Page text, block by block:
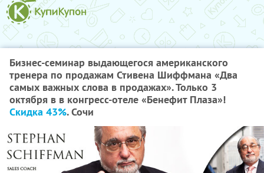
Бизнес-семинар выдающегося американского
тренера по продажам Стивена Шиффмана «Два
самых важных слова в продажах». Только 3
октября в в конгресс-отеле «Бенефит Плаза»!
Скидка 43%. Сочи